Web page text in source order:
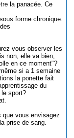
la panacée. Ce
forme chronique.
vous observer les
non, elle va bien,
en ce moment"?
si a 1 semaine
la ponette fait
du
sport?
que vous envisagez
prise de sang.